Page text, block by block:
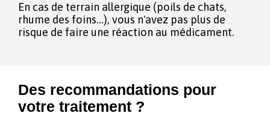
En cas de terrain allergique (poils de chats,
rhume des foins...), vous n'avez pas plus de
risque de faire une réaction au médicament.
Des recommandations pour
votre traitement ?